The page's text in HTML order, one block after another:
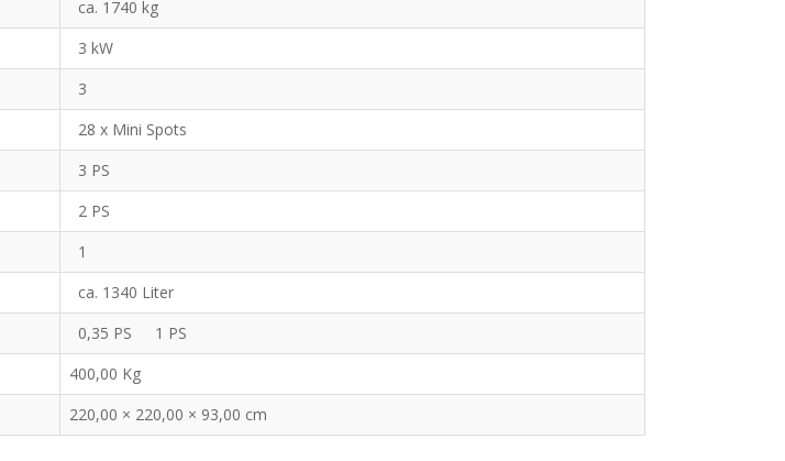
ca. 1740 kg
3 kW
3
28 x Mini Spots
3 PS
2 PS
1
ca. 1340 Liter
0,35 PS
1 PS
400,00 Kg
220,00 × 220,00 × 93,00 cm